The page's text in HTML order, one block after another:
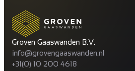
Groven Gaaswanden B.V.
info@grovengaaswanden.nl
+31(0) 10 200 4618